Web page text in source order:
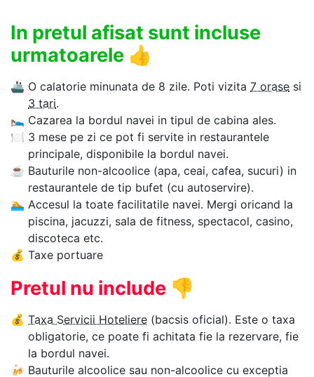
In pretul afisat sunt incluse
urmatoarele 👍
🚢 O calatorie minunata de 8 zile. Poti vizita 7 orase si
3 tari.
🛌 Cazarea la bordul navei in tipul de cabina ales.
🍽 3 mese pe zi ce pot fi servite in restaurantele
principale, disponibile la bordul navei.
☕ Bauturile non-alcoolice (apa, ceai, cafea, sucuri) in
restaurantele de tip bufet (cu autoservire).
🏊‍ Accesul la toate facilitatile navei. Mergi oricand la
piscina, jacuzzi, sala de fitness, spectacol, casino,
discoteca etc.
💰 Taxe portuare
Pretul nu include 👎
💰 Taxa Servicii Hoteliere (bacsis oficial). Este o taxa
obligatorie, ce poate fi achitata fie la rezervare, fie
la bordul navei.
🍻 Bauturile alcoolice sau non-alcoolice cu exceptia